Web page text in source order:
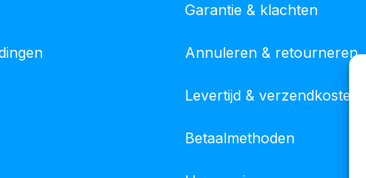
Garantie & klachten
Annuleren & retourneren
Levertijd & verzendkosten
Betaalmethoden